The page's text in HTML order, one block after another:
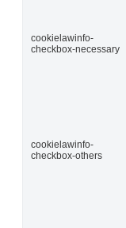
cookielawinfo-
checkbox-necessary
cookielawinfo-
checkbox-others